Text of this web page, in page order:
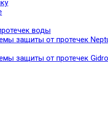
воды
защиты от протечек
защиты от протечек